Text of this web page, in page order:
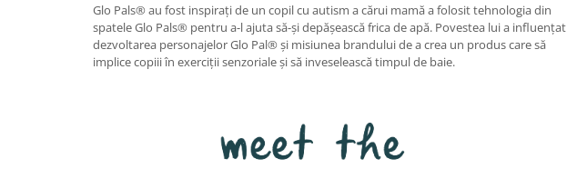
Glo Pals® au fost inspirați de un copil cu autism a cărui mamă a folosit tehnologia din
spatele Glo Pals® pentru a-l ajuta să-și depășească frica de apă. Povestea lui a influențat
dezvoltarea personajelor Glo Pal® și misiunea brandului de a crea un produs care să
implice copiii în exerciții senzoriale și să inveselească timpul de baie.